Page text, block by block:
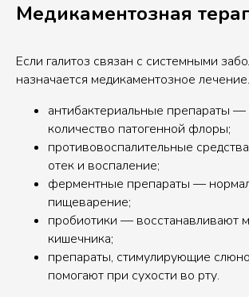
Медикаментозная
Если галитоз связан с системными
назначается медикаментозное
антибактериальные препараты
количество патогенной флоры;
противовоспалительные
отек и воспаление;
ферментные препараты —
пищеварение;
пробиотики — восстанавливают
кишечника;
препараты, стимулирующие
помогают при сухости во рту.